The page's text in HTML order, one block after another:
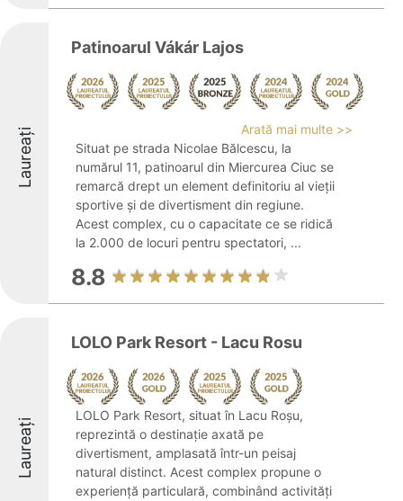
Laureați
Patinoarul Vákár Lajos
Arată mai multe >>
Situat pe strada Nicolae Bălcescu, la
numărul 11, patinoarul din Miercurea Ciuc se
remarcă drept un element definitoriu al vieții
sportive și de divertisment din regiune.
Acest complex, cu o capacitate ce se ridică
la 2.000 de locuri pentru spectatori, ...
8.8
Laureați
LOLO Park Resort - Lacu Rosu
LOLO Park Resort, situat în Lacu Roșu,
reprezintă o destinație axată pe
divertisment, amplasată într-un peisaj
natural distinct. Acest complex propune o
experiență particulară, combinând activități